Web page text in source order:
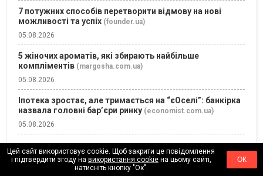
7 потужних способів перетворити відмову на нові
можливості та успіх (founder.ua)
05.08.2026
5 жіночих ароматів, які збирають найбільше
компліментів (margosha.com.ua)
05.08.2026
Іпотека зростає, але тримається на “єОселі”: банкірка
назвала головні бар’єри ринку (economist.com.ua)
05.08.2026
ЛІДЕРИ ДУМОК
Цей сайт використовує cookie. Щоб закрити це повідомлення
і підтвердити згоду на використання cookieна цьому сайті,
натисніть кнопку "Ок".
ОК